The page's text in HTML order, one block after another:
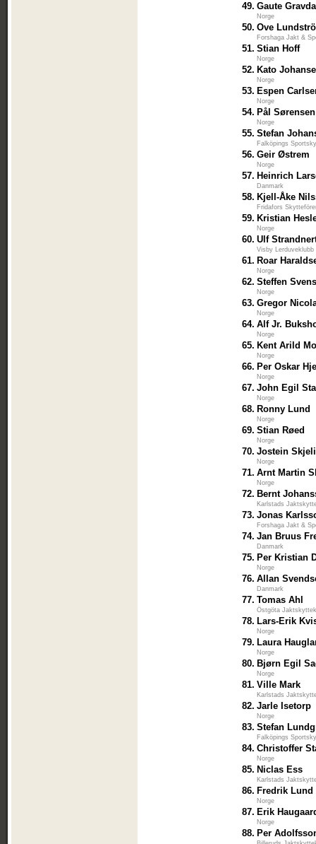
49. Gaute
Norge
50. Ove
Forshaga Jakt &
51. Stian Hoff
Norge
52. Kato
Norge
53. Espen
Norge
54. Pål Sørensen
Norge
55. Stefan
Falköpings
56. Geir Østrem
Norge
57. Heinrich
Danmark
58. Kjell-Åke
Fridafors
59. Kristian
Norge
60. Ulf
Visby Lerduveklubb
61. Roar
Norge
62. Steffen
Norge
63. Gregor
Norge
64. Alf Jr.
Norge
65. Kent Arild
Norge
66. Per Oskar
Norge
67. John Egil
Norge
68. Ronny Lund
Norge
69. Stian Røed
Norge
70. Jostein
Norge
71. Arnt Martin
Norge
72. Bernt
Karlstads
73. Jonas
Forshaga Jakt &
74. Jan Bruus
Danmark
75. Per Kristian
Norge
76. Allan
Danmark
77. Tomas Ahl
Östgöta
78. Lars-Erik
Norge
79. Laura
Norge
80. Bjørn Egil
Norge
81. Ville Mark
Karlstads
82. Jarle Isetorp
Norge
83. Stefan
Falköpings
84. Christoffer
Norge
85. Niclas Ess
Karlstads
86. Fredrik Lund
Norge
87. Erik
Norge
88. Per